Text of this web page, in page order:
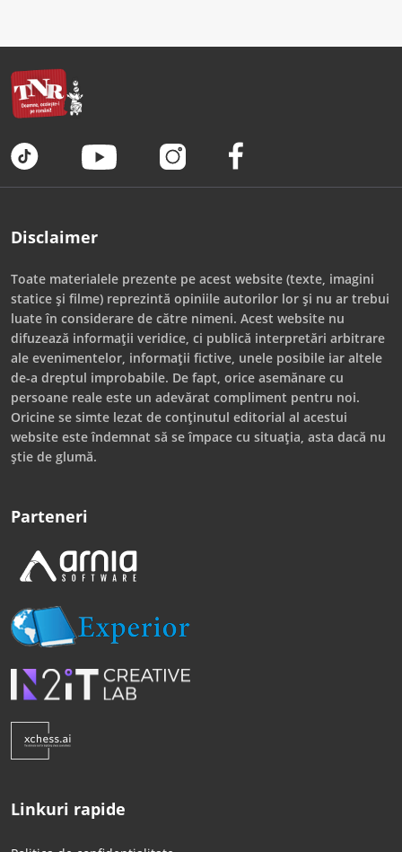
Disclaimer
Toate materialele prezente pe acest website (texte, imagini
statice și filme) reprezintă opiniile autorilor lor și nu ar trebui
luate în considerare de către nimeni. Acest website nu
difuzează informații veridice, ci publică interpretări arbitrare
ale evenimentelor, informații fictive, unele posibile iar altele
de-a dreptul improbabile. De fapt, orice asemănare cu
persoane reale este un adevărat compliment pentru noi.
Oricine se simte lezat de conținutul editorial al acestui
website este îndemnat să se împace cu situația, asta dacă nu
știe de glumă.
Parteneri
Linkuri rapide